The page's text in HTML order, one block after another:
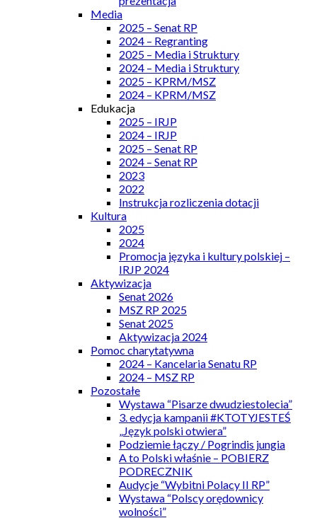
Media
2025 – Senat RP
2024 – Regranting
2025 – Media i Struktury
2024 – Media i Struktury
2025 – KPRM/MSZ
2024 – KPRM/MSZ
Edukacja
2025 – IRJP
2024 – IRJP
2025 – Senat RP
2024 – Senat RP
2023
2022
Instrukcja rozliczenia dotacji
Kultura
2025
2024
Promocja języka i kultury polskiej –
IRJP 2024
Aktywizacja
Senat 2026
MSZ RP 2025
Senat 2025
Aktywizacja 2024
Pomoc charytatywna
2024 – Kancelaria Senatu RP
2024 – MSZ RP
Pozostałe
Wystawa “Pisarze dwudziestolecia”
3. edycja kampanii #KTOTYJESTEŚ
„Język polski otwiera”
Podziemie łączy / Pogrindis jungia
A to Polski właśnie – POBIERZ
PODRECZNIK
Audycje “Wybitni Polacy II RP”
Wystawa “Polscy orędownicy
wolności”